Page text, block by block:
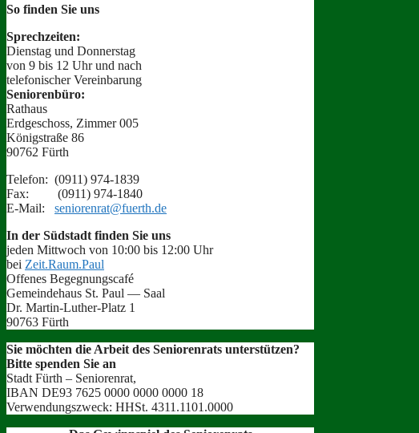
So find­en Sie uns
Sprechzeit­en:
Dien­stag und Donnerstag
von 9 bis 12 Uhr und nach
tele­fonis­ch­er Vereinbarung
Senioren­büro:
Rathaus
Erdgeschoss, Zim­mer 005
Königstraße 86
90762 Fürth
Tele­fon: (0911) 974‑1839
Fax: (0911) 974‑1840
E‑Mail: seniorenrat@fuerth.de
In der Süd­stadt find­en Sie uns
jeden Mittwoch von 10:00 bis 12:00 Uhr
bei Zeit.Raum.Paul
Offenes Begegnungscafé
Gemein­de­haus St. Paul — Saal
Dr. Mar­tin-Luther-Platz 1
90763 Fürth
Sie möcht­en die Arbeit des Senioren­rats unter­stützen?
Bitte spenden Sie an
Stadt Fürth – Seniorenrat,
IBAN DE93 7625 0000 0000 0000 18
Ver­wen­dungszweck: HHSt. 4311.1101.0000